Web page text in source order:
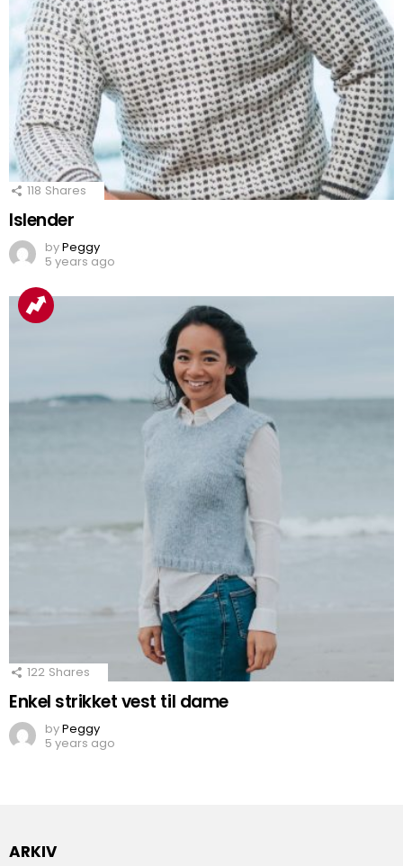
118 Shares
Islender
byPeggy
5 years ago
122 Shares
Enkel strikket vest til dame
byPeggy
5 years ago
ARKIV